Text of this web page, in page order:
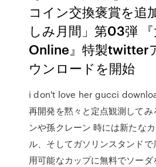
コイン交換褒賞を追
しみ月間」第03弾
Online』特製twitter
ウンロードを開始
i don't love her gucci
再開発を黙々と定点観測して
ンや孫クレーン 時には新たな
ル、そしてガソリンスタンド
用可能なカップに無料でソー